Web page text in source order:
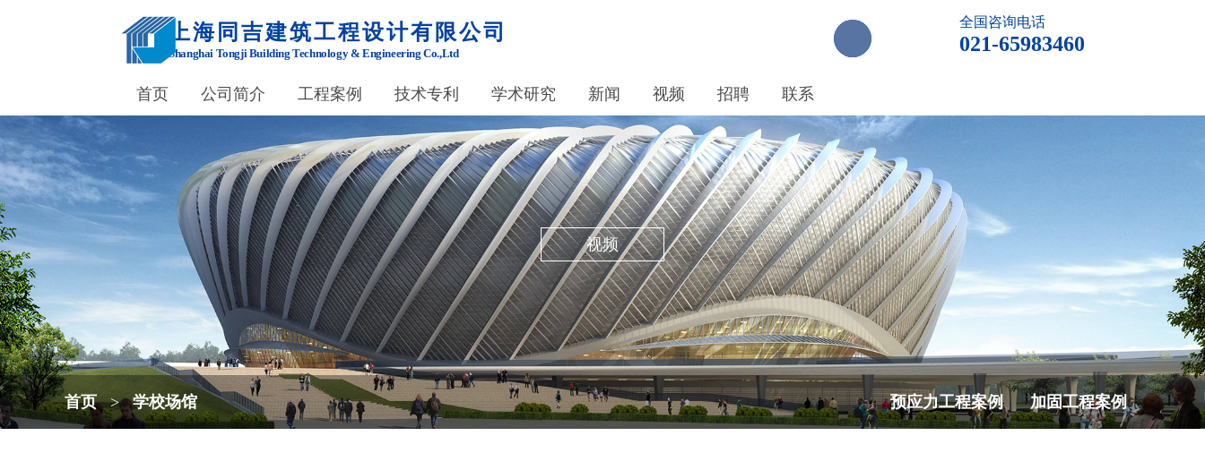
上海同吉建筑工程设计有限公司
Shanghai Tongji Building Technology & Engineering Co.,Ltd
全国咨询电话
021-65983460
首页 公司简介 工程案例 技术专利 学术研究 新闻 视频 招聘 联系
视频
首页 > 学校场馆 预应力工程案例 加固工程案例